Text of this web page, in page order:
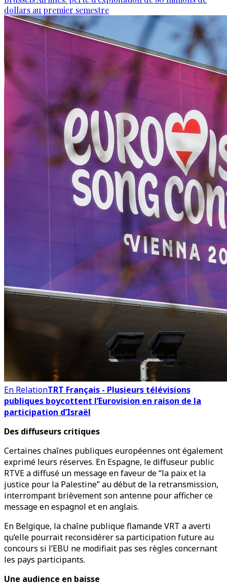
dollars au premier semestre
En RelationTRT Français - Plusieurs télévisions
publiques boycottent l’Eurovision en raison de la
participation d’Israël
Des diffuseurs critiques
Certaines chaînes publiques européennes ont également
exprimé leurs réserves. En Espagne, le diffuseur public
RTVE a diffusé un message en faveur de “la paix et la
justice pour la Palestine” au début de la retransmission,
interrompant brièvement son antenne pour afficher ce
message en espagnol et en anglais.
En Belgique, la chaîne publique flamande VRT a averti
qu’elle pourrait reconsidérer sa participation future au
concours si l’EBU ne modifiait pas ses règles concernant
les pays participants.
Une audience en baisse